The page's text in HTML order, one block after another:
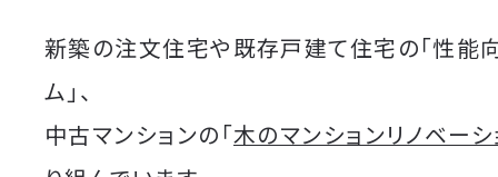
新築の注文住宅や既存戸建て住宅の「性能
ム」、
中古マンションの「木のマンションリノベーシ